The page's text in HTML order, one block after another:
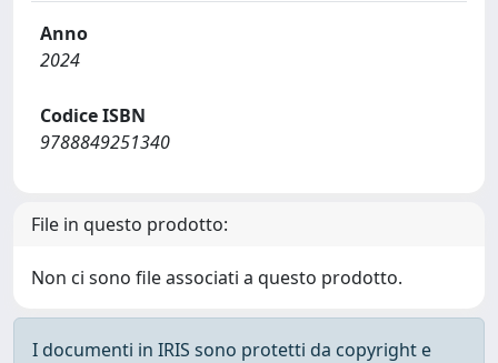
Anno
2024
Codice ISBN
9788849251340
File in questo prodotto:
Non ci sono file associati a questo prodotto.
I documenti in IRIS sono protetti da copyright e